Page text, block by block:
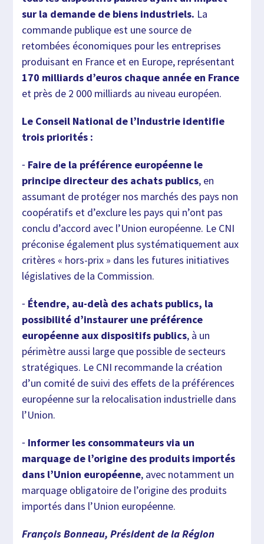
sur la demande de biens industriels. La
commande publique est une source de
retombées économiques pour les entreprises
produisant en France et en Europe, représentant
170 milliards d’euros chaque année en France
et près de 2 000 milliards au niveau européen.
Le Conseil National de l’Industrie identifie
trois priorités :
⁃ Faire de la préférence européenne le
principe directeur des achats publics, en
assumant de protéger nos marchés des pays non
coopératifs et d’exclure les pays qui n’ont pas
conclu d’accord avec l’Union européenne. Le CNI
préconise également plus systématiquement aux
critères « hors-prix » dans les futures initiatives
législatives de la Commission.
⁃ Étendre, au-delà des achats publics, la
possibilité d’instaurer une préférence
européenne aux dispositifs publics, à un
périmètre aussi large que possible de secteurs
stratégiques. Le CNI recommande la création
d’un comité de suivi des effets de la préférences
européenne sur la relocalisation industrielle dans
l’Union.
⁃ Informer les consommateurs via un
marquage de l’origine des produits importés
dans l’Union européenne, avec notamment un
marquage obligatoire de l’origine des produits
importés dans l’Union européenne.
François Bonneau, Président de la Région